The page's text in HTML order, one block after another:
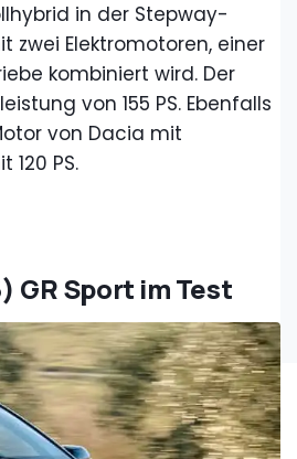
in der Stepway-
zwei Elektromotoren, einer
kombiniert wird. Der
von 155 PS. Ebenfalls
von Dacia mit
PS.
GR Sport im Test